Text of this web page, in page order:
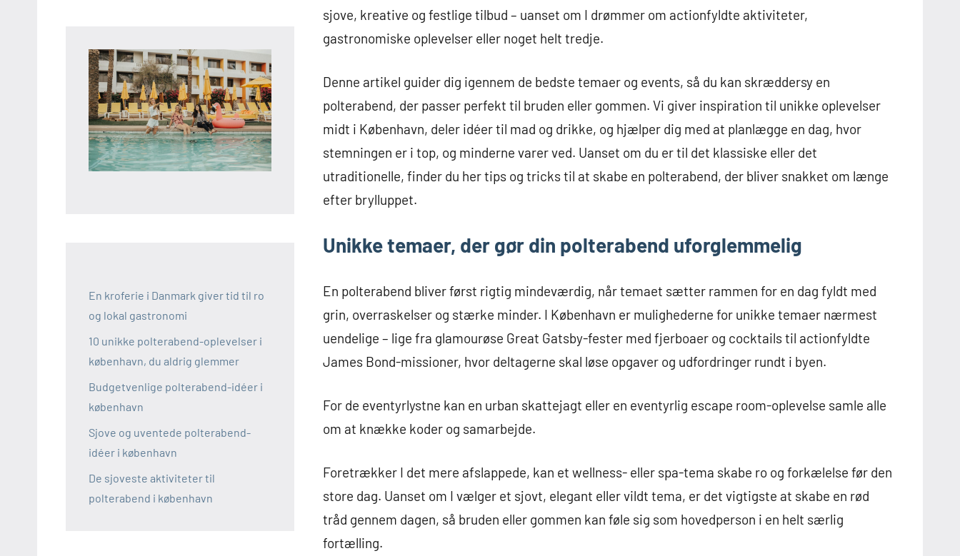
sjove, kreative og festlige tilbud – uanset om I drømmer om actionfyldte aktiviteter,
gastronomiske oplevelser eller noget helt tredje.
Denne artikel guider dig igennem de bedste temaer og events, så du kan skræddersy en
polterabend, der passer perfekt til bruden eller gommen. Vi giver inspiration til unikke oplevelser
midt i København, deler idéer til mad og drikke, og hjælper dig med at planlægge en dag, hvor
stemningen er i top, og minderne varer ved. Uanset om du er til det klassiske eller det
utraditionelle, finder du her tips og tricks til at skabe en polterabend, der bliver snakket om længe
efter brylluppet.
Unikke temaer, der gør din polterabend uforglemmelig
En polterabend bliver først rigtig mindeværdig, når temaet sætter rammen for en dag fyldt med
grin, overraskelser og stærke minder. I København er mulighederne for unikke temaer nærmest
uendelige – lige fra glamourøse Great Gatsby-fester med fjerboaer og cocktails til actionfyldte
James Bond-missioner, hvor deltagerne skal løse opgaver og udfordringer rundt i byen.
For de eventyrlystne kan en urban skattejagt eller en eventyrlig escape room-oplevelse samle alle
om at knække koder og samarbejde.
Foretrækker I det mere afslappede, kan et wellness- eller spa-tema skabe ro og forkælelse før den
store dag. Uanset om I vælger et sjovt, elegant eller vildt tema, er det vigtigste at skabe en rød
tråd gennem dagen, så bruden eller gommen kan føle sig som hovedperson i en helt særlig
fortælling.
En kroferie i Danmark giver tid til ro
og lokal gastronomi
10 unikke polterabend-oplevelser i
københavn, du aldrig glemmer
Budgetvenlige polterabend-idéer i
københavn
Sjove og uventede polterabend-
idéer i københavn
De sjoveste aktiviteter til
polterabend i københavn